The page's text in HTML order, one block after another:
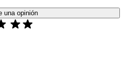
una opinión